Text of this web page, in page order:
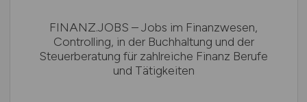
FINANZ.JOBS – Jobs im Finanzwesen,
Controlling, in der Buchhaltung und der
Steuerberatung für zahlreiche Finanz Berufe
und Tätigkeiten